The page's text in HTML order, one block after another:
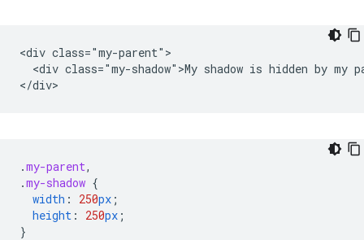
<div class="my-parent">
<div class="my-shadow">My shadow is hidden by my
.my-parent,
.my-shadow {
width : 250px ;
height : 250px ;
}